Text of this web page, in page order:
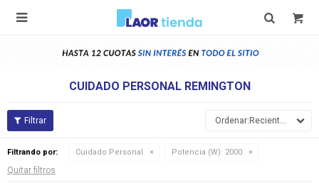

CUIDADO PERSONAL REMINGTON
Recientes
Filtrando por: Cuidado Personal Potencia (W): 2000
Quitar filtros